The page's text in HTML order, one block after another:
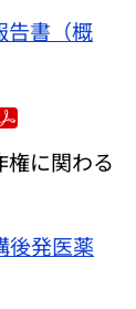
告書（概
に関わる
後発医薬